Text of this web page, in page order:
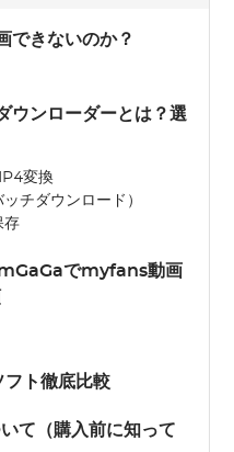
できないのか？
ンローダーとは？選
変換
チダウンロード）
存
でmyfans動画
ト徹底比較
て（購入前に知って